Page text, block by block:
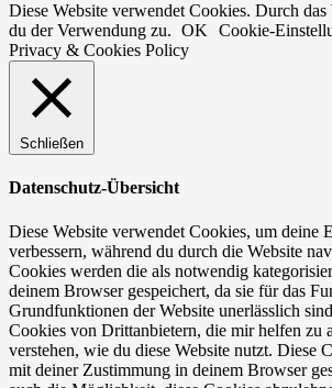
Diese Website verwendet Cookies. Durch das
du der Verwendung zu. OK
Cookie-
Privacy & Cookies Policy
Schließen
Datenschutz-Übersicht
Diese Website verwendet Cookies, um deine
verbessern, während du durch die Website
Cookies werden die als notwendig
deinem Browser gespeichert, da sie für das
Grundfunktionen der Website unerlässlich
Cookies von Drittanbietern, die mir helfen zu
verstehen, wie du diese Website nutzt. Diese
mit deiner Zustimmung in deinem Browser